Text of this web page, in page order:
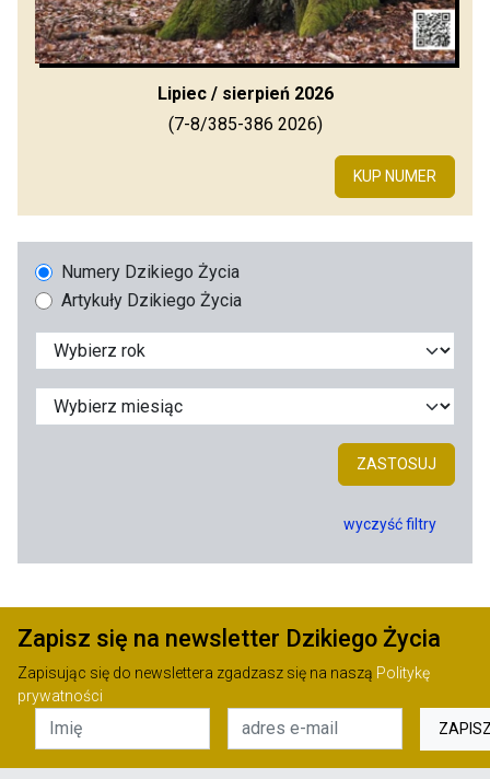
Lipiec / sierpień 2026
(7-8/385-386 2026)
KUP NUMER
Numery Dzikiego Życia
Artykuły Dzikiego Życia
ZASTOSUJ
wyczyść filtry
Zapisz się na newsletter Dzikiego Życia
Zapisując się do newslettera zgadzasz się na naszą Politykę
prywatności